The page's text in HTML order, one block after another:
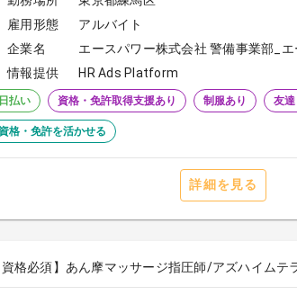
雇用形態
アルバイト
企業名
エースパワー株式会社 警備事業部_
情報提供
HR Ads Platform
日払い 資格・免許取得支援あり 制服あり 友
格・免許を活かせる
詳細を見る
資格必須】あん摩マッサージ指圧師/アズハイム